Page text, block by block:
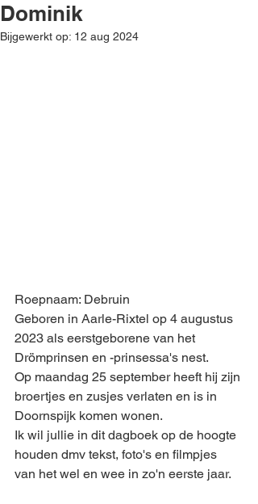
Dominik
Bijgewerkt op: 12 aug 2024
Roepnaam: Debruin
Geboren in Aarle-Rixtel op 4 augustus
2023 als eerstgeborene van het
Drömprinsen en -prinsessa's nest.
Op maandag 25 september heeft hij zijn
broertjes en zusjes verlaten en is in
Doornspijk komen wonen.
Ik wil jullie in dit dagboek op de hoogte
houden dmv tekst, foto's en filmpjes
van het wel en wee in zo'n eerste jaar.